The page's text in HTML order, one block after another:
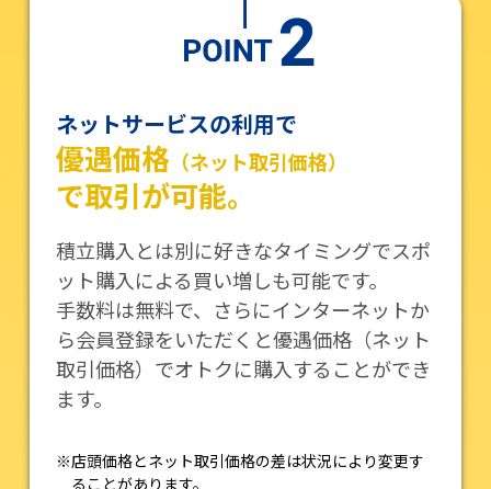
ネットサービスの利用で
優遇価格（ネット取引価格）
で取引が可能。
積立購入とは別に好きなタイミングでスポ
ット購入による買い増しも可能です。
手数料は無料で、さらにインターネットか
ら会員登録をいただくと優遇価格（ネット
取引価格）でオトクに購入することができ
ます。
※店頭価格とネット取引価格の差は状況により変更す
ることがあります。